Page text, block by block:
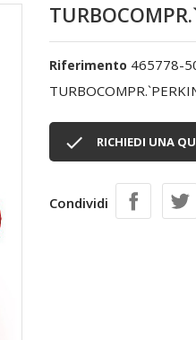
Riferimento 465778-
 RICHIEDI UNA
Condividi